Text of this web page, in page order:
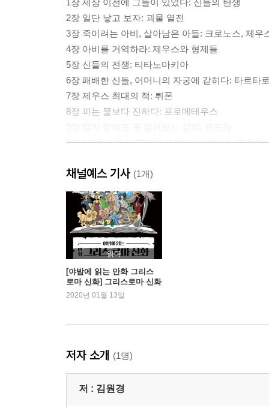
2장 일단 낳고 보자: 괴물 열전
3장 죽이려는 아비, 살아남은 아들: 크로노스, 제우
4장 아비를 거역하라: 제우스와 형제들
5장 신들의 전쟁: 티타노마키아
6장 패배한 신들, 어머니의 자궁에 갇히다: 타르타
7장 제우스 최대의 적: 튀폰
8장 피는 물보다 진하다: 프로메테우스
10장 제우스의 난봉질이 시작되다: 테미스, 에우뤼
12장 그녀를 절대 쳐다보지 마라: 오르페우스, 에우
13장 제우스가 유일하게 두려워하는 여자: 헤라
14장 아폴론과 아르테미스의 어머니: 레토
15장 교활한 재간둥이 신: 헤르메스
16장 남자 잘못 만나 소가 되다: 이오
17장 황소를 사랑한 여인의 운명: 에우로페, 파시파
18장 제우스의 민낯을 보고 죽다: 세멜레
19장 그리스로마 신화 최고의 영웅을 낳다: 알크메
2부
1장 성격 파탄자의 사랑: 아폴론
채널예스 기사 (1개)
읽다
[야밤에 읽는 만화 그리스
로마 신화] 그리스로마 신화
의 진짜 얼굴!
2020년 01월 13일
저자 소개 (1명)
저 : 김원경